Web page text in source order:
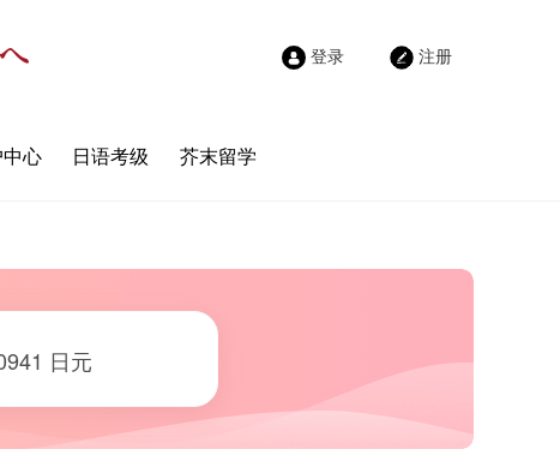
登录 注册
心 日语考级 芥末留学
日元